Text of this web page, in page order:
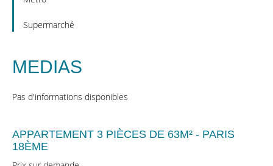
Supermarché
MEDIAS
Pas d'informations disponibles
APPARTEMENT 3 PIÈCES DE 63M² - PARIS
18ÈME